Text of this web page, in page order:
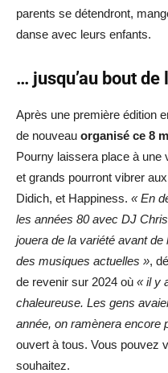
parents se détendront,
danse avec leurs enfants.
… jusqu’au bout de
Après une première édition
de nouveau organisé ce 8
Pourny laissera place à une
et grands pourront vibrer
Didich, et Happiness. « En
les années 80 avec DJ
jouera de la variété avant
des musiques actuelles »,
de revenir sur 2024 où « il y
chaleureuse. Les gens
année, on ramènera encore
ouvert à tous. Vous pouvez
souhaitez.